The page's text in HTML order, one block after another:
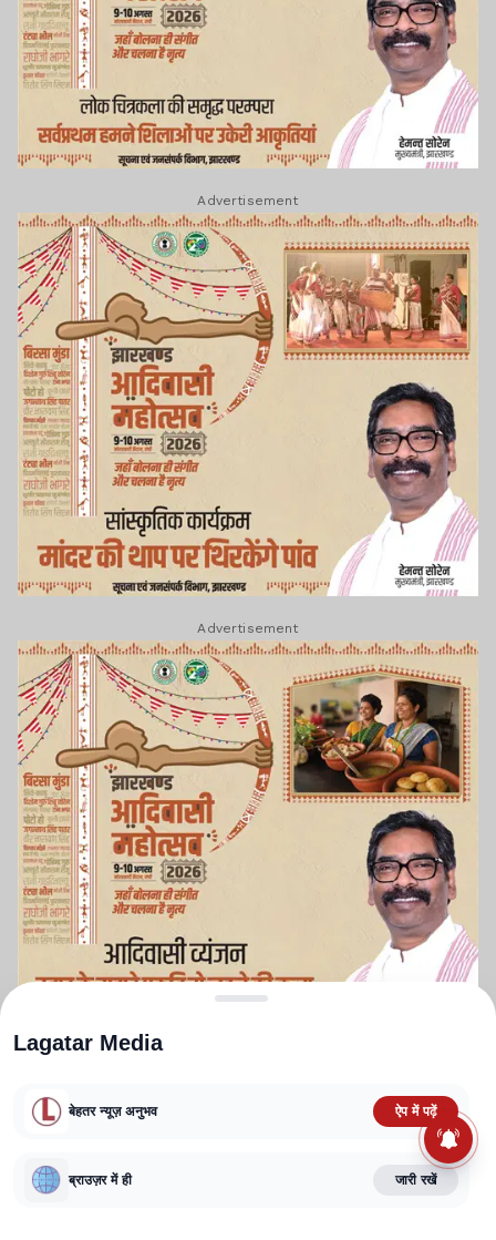
Advertisement
Advertisement
TERMS AND CONDITIONS
CORRECTIONS POLICY
FACT CHECKING POLICY
Lagatar Media Pvt. Ltd.
Lagatar Media
बेहतर न्यूज़ अनुभव ऐप में पढ़ें
ब्राउज़र में ही जारी रखें